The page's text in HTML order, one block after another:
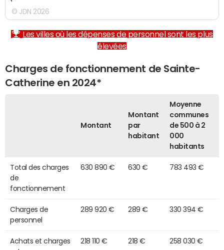
© JDN 2026
Les villes où les dépenses de personnel sont les plus
élevées
Charges de fonctionnement de Sainte-
Catherine en 2024*
Montant
Montant
par
habitant
Moyenne
communes
de 500 à 2
000
habitants
Total des charges
de
fonctionnement
630 890 € 630 € 783 493 €
Charges de
personnel
289 920 € 289 € 330 394 €
Achats et charges
218 110 € 218 € 258 030 €